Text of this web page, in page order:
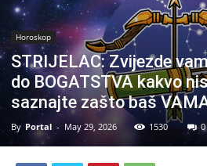
Horoskop
STRIJELAC: Zvijezde
do BOGATSTVA kakvo
saznajte zašto baš
By Portal - May 29, 2026 1530 0